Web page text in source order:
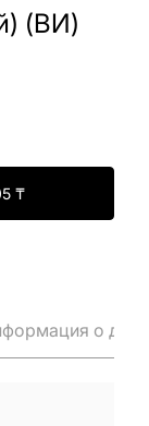
(ВИ)
₸
о